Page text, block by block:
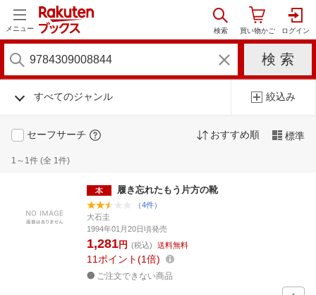
メニュー
すべてのジャンル 絞込み
セーフサーチ おすすめ順 標準
1～1件 (全 1件)
履き忘れたもう片方の靴
（4件）
大石圭
1994年01月20日頃発売
1,281円 (税込) 送料無料
11 ポイント 1倍
ご注文できない商品